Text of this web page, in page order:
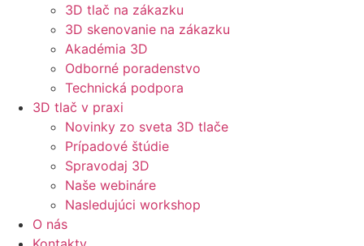
3D tlač na zákazku
3D skenovanie na zákazku
Akadémia 3D
Odborné poradenstvo
Technická podpora
3D tlač v praxi
Novinky zo sveta 3D tlače
Prípadové štúdie
Spravodaj 3D
Naše webináre
Nasledujúci workshop
O nás